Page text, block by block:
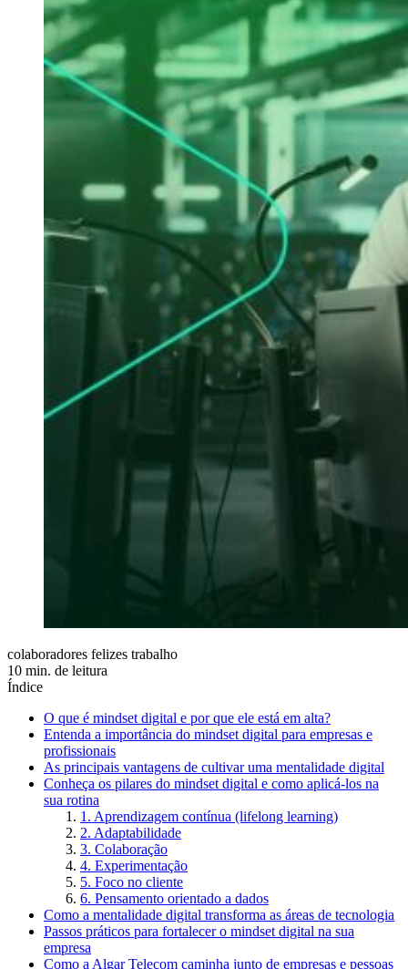
colaboradores felizes trabalho
10 min. de leitura
Índice
O que é mindset digital e por que ele está em alta?
Entenda a importância do mindset digital para empresas e
profissionais
As principais vantagens de cultivar uma mentalidade digital
Conheça os pilares do mindset digital e como aplicá-los na
sua rotina
1. Aprendizagem contínua (lifelong learning)
2. Adaptabilidade
3. Colaboração
4. Experimentação
5. Foco no cliente
6. Pensamento orientado a dados
Como a mentalidade digital transforma as áreas de tecnologia
Passos práticos para fortalecer o mindset digital na sua
empresa
Como a Algar Telecom caminha junto de empresas e pessoas